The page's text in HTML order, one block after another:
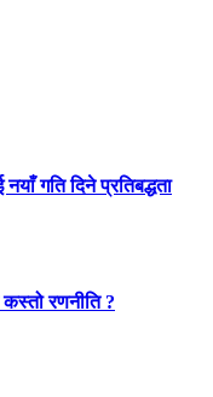
गति दिने प्रतिबद्धता
रणनीति ?